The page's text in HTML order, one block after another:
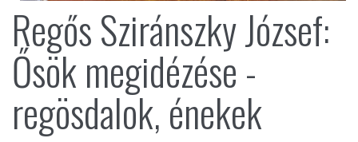
Regős Sziránszky József:
Ősök megidézése -
regösdalok, énekek